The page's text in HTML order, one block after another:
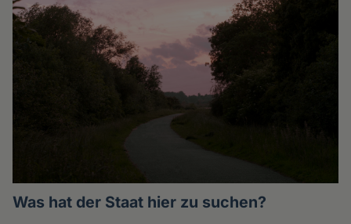
Was hat der Staat hier zu suchen?